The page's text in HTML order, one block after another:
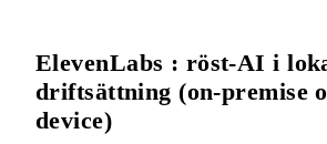
ElevenLabs : röst-AI i
driftsättning (on-premise
device)